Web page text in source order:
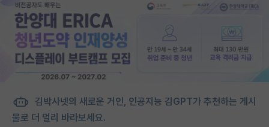
김박사넷의 새로운 거인, 인공지능 김GPT가 추천하는 게시
물로 더 멀리 바라보세요.